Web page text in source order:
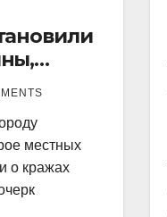
в
местных
о кражах